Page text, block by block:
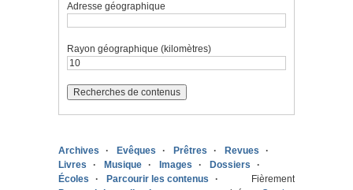
Adresse géographique
Rayon géographique (kilomètres)
Archives Evêques Prêtres
Revues
Livres
Musique Images
Dossiers
Écoles
Parcourir les contenus
Fièrement